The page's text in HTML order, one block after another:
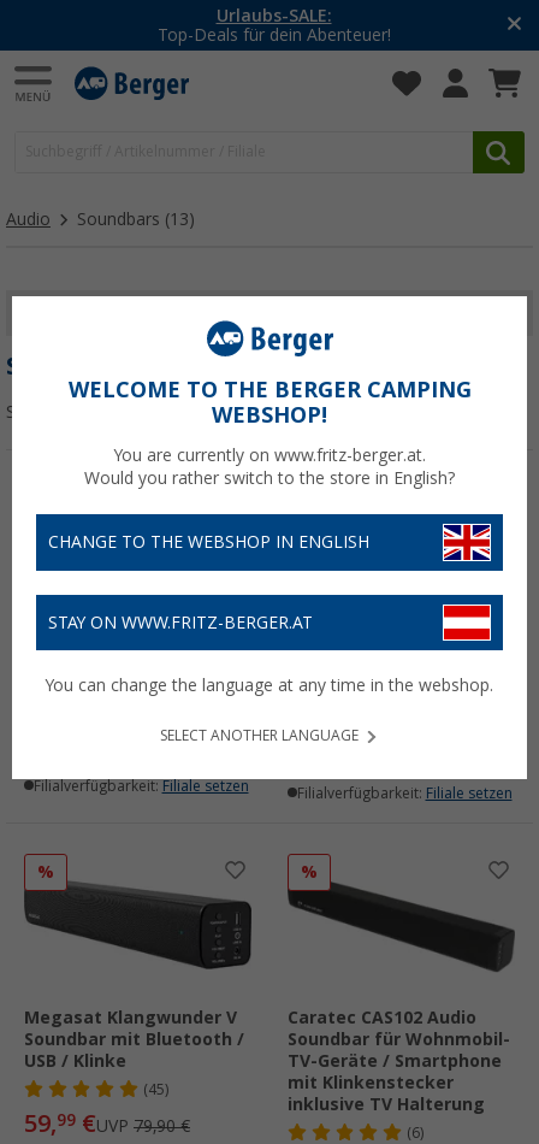
Urlaubs-SALE:
Top-Deals für dein Abenteuer!
Audio Soundbars (13)
SOUNDBARS
Sortieren:
und Fernbedienung
Filialverfügbarkeit: Filiale setzen
Megasat Soundbar I 5 V
(73)
39,99 € UVP
Filialverfügbarkeit: Filiale setzen
%
Megasat Klangwunder V
Soundbar mit Bluetooth /
USB / Klinke
(45)
59,99 €UVP 79,90 €
%
Caratec CAS102 Audio
Soundbar für Wohnmobil-
TV-Geräte / Smartphone
mit Klinkenstecker
inklusive TV Halterung
(6)
WELCOME TO THE BERGER CAMPING
WEBSHOP!
You are currently on www.fritz-berger.at.
Would you rather switch to the store in English?
CHANGE TO THE WEBSHOP IN ENGLISH
STAY ON WWW.FRITZ-BERGER.AT
You can change the language at any time in the webshop.
SELECT ANOTHER LANGUAGE